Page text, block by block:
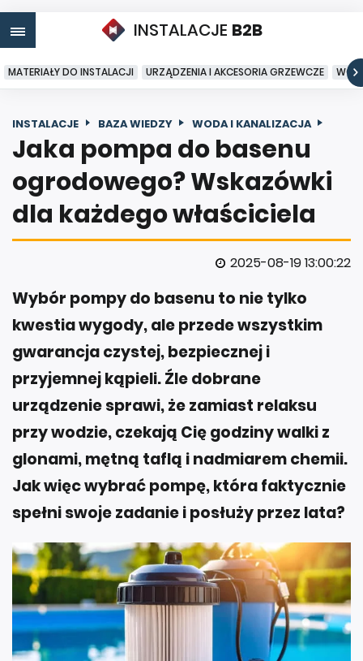
INSTALACJE B2B
MATERIAŁY DO INSTALACJI URZĄDZENIA I AKCESORIA GRZEWCZE
INSTALACJE BAZA WIEDZY WODA I KANALIZACJA
Jaka pompa do basenu
ogrodowego? Wskazówki
dla każdego właściciela
2025-08-19 13:00:22
Wybór pompy do basenu to nie tylko
kwestia wygody, ale przede wszystkim
gwarancja czystej, bezpiecznej i
przyjemnej kąpieli. Źle dobrane
urządzenie sprawi, że zamiast relaksu
przy wodzie, czekają Cię godziny walki z
glonami, mętną taflą i nadmiarem chemii.
Jak więc wybrać pompę, która faktycznie
spełni swoje zadanie i posłuży przez lata?